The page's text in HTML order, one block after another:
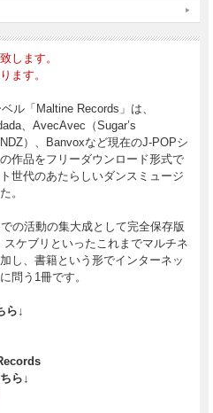
します。
ます。
ル「Maltine Records」は、
、AvecAvec（Sugar’s
）、Banvoxなど現在のJ-POPシ
作品をフリーダウンロード形式で
世代のあたらしいダンスミュージ
。
の活動の集大成として完全保存版
ケブリといったこれまでマルチネ
し、書籍という形でインターネッ
問う1冊です。
ら↓
ら↓